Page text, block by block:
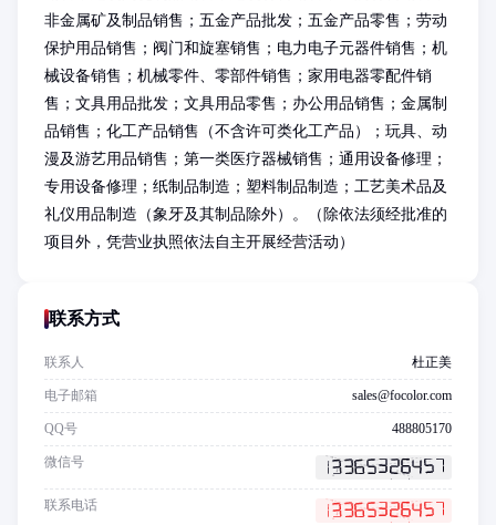
非金属矿及制品销售；五金产品批发；五金产品零售；劳动
保护用品销售；阀门和旋塞销售；电力电子元器件销售；机
械设备销售；机械零件、零部件销售；家用电器零配件销
售；文具用品批发；文具用品零售；办公用品销售；金属制
品销售；化工产品销售（不含许可类化工产品）；玩具、动
漫及游艺用品销售；第一类医疗器械销售；通用设备修理；
专用设备修理；纸制品制造；塑料制品制造；工艺美术品及
礼仪用品制造（象牙及其制品除外）。（除依法须经批准的
项目外，凭营业执照依法自主开展经营活动）
联系方式
联系人 杜正美
电子邮箱 sales@focolor.com
QQ号 488805170
微信号
联系电话